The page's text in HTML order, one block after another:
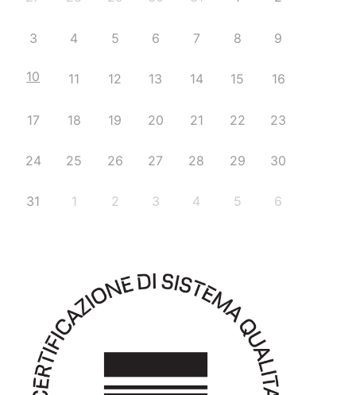
3 4 5 6 7 8 9
10 11 12 13 14 15 16
17 18 19 20 21 22 23
24 25 26 27 28 29 30
31 1 2 3 4 5 6